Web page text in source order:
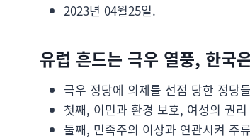
2023년 04월25일.
유럽 흔드는 극우 열풍, 한국
극우 정당에 의제를 선점 당한 정당
첫째, 이민과 환경 보호, 여성의 권
둘째, 민족주의 이상과 연관시켜 주